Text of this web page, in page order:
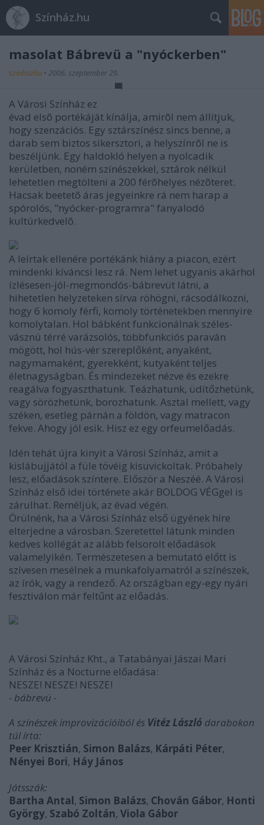
Színház.hu
masolat Bábrevü a "nyóckerben"
szinhazhu • 2006. szeptember 29.
A Városi Színház ez
évad elsõ portékáját kínálja, amirõl nem állítjuk,
hogy szenzációs. Egy sztárszínész sincs benne, a
darab sem biztos sikersztori, a helyszínrõl ne is
beszéljünk. Egy haldokló helyen a nyolcadik
kerületben, noném színészekkel, sztárok nélkül
lehetetlen megtölteni a 200 férõhelyes nézõteret.
Hacsak beetetõ áras jegyeinkre rá nem harap a
spórolós, "nyócker-programra" fanyalodó
kultúrkedvelõ.
A leírtak ellenére portékánk hiány a piacon, ezért
mindenki kíváncsi lesz rá. Nem lehet ugyanis akárhol
ízlésesen-jól-megmondós-bábrevüt látni, a
hihetetlen helyzeteken sírva röhögni, rácsodálkozni,
hogy 6 komoly férfi, komoly történetekben mennyire
komolytalan. Hol bábként funkcionálnak széles-
vásznú térré varázsolós, többfunkciós paraván
mögött, hol hús-vér szereplőként, anyaként,
nagymamaként, gyerekként, kutyaként teljes
életnagyságban. És mindezeket nézve és ezekre
reagálva fogyaszthatunk. Teázhatunk, üdítőzhetünk,
vagy sörözhetünk, borozhatunk. Asztal mellett, vagy
széken, esetleg párnán a földön, vagy matracon
fekve. Ahogy jól esik. Hisz ez egy orfeumelőadás.
Idén tehát újra kinyit a Városi Színház, amit a
kislábujjától a füle tövéig kisuvickoltak. Próbahely
lesz, előadások színtere. Először a Neszéé. A Városi
Színház első idei története akár BOLDOG VÉGgel is
zárulhat. Reméljük, az évad végén.
Örülnénk, ha a Városi Színház első ügyének híre
elterjedne a városban. Szeretettel látunk minden
kedves kollégát az alább felsorolt előadások
valamelyikén. Természetesen a bemutató előtt is
szívesen mesélnek a munkafolyamatról a színészek,
az írók, vagy a rendező. Az országban egy-egy nyári
fesztiválon már feltűnt az előadás.
A Városi Színház Kht., a Tatabányai Jászai Mari
Színház és a Nocturne előadása:
NESZE! NESZE! NESZE!
- bábrevü -
A színészek improvizációiból és Vitéz László darabokon
túl írta:
Peer Krisztián, Simon Balázs, Kárpáti Péter,
Nényei Bori, Háy János
Játsszák:
Bartha Antal, Simon Balázs, Chován Gábor, Honti
György, Szabó Zoltán, Viola Gábor